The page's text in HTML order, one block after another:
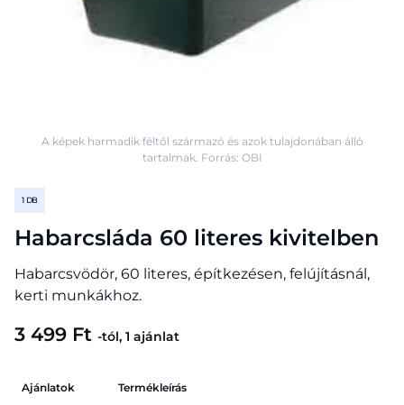
1 DB
Habarcsláda 60 literes kivitelben
Habarcsvödör, 60 literes, építkezésen, felújításnál,
kerti munkákhoz.
3 499 Ft -tól, 1 ajánlat
A képek harmadik féltől származó és azok tulajdonában álló
tartalmak. Forrás: OBI
Ajánlatok Termékleírás